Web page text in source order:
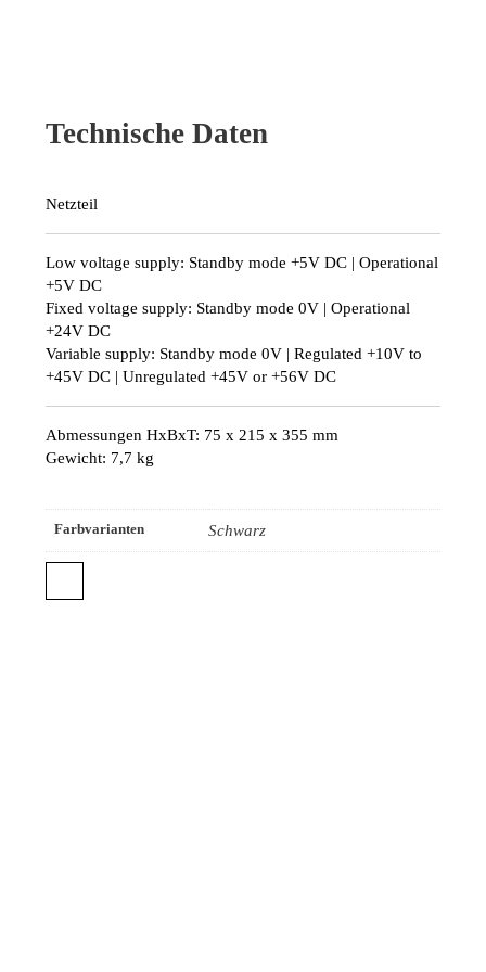
Technische Daten
Netzteil
Low voltage supply: Standby mode +5V DC | Operational
+5V DC
Fixed voltage supply: Standby mode 0V | Operational
+24V DC
Variable supply: Standby mode 0V | Regulated +10V to
+45V DC | Unregulated +45V or +56V DC
Abmessungen HxBxT: 75 x 215 x 355 mm
Gewicht: 7,7 kg
Farbvarianten Schwarz